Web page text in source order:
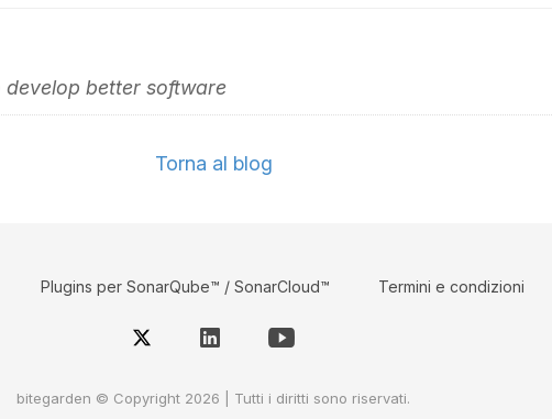
develop better software
Torna al blog
Plugins per SonarQube™ / SonarCloud™ Termini e condizioni
bitegarden © Copyright 2026 | Tutti i diritti sono riservati.